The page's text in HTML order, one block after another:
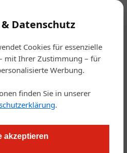
& Datenschutz
Cookies für essenzielle
mit Ihrer Zustimmung – für
Werbung.
finden Sie in unserer
.
akzeptieren
/Gastro & Hotel
in Leogang
29.05.2024, 11:04 Uhr